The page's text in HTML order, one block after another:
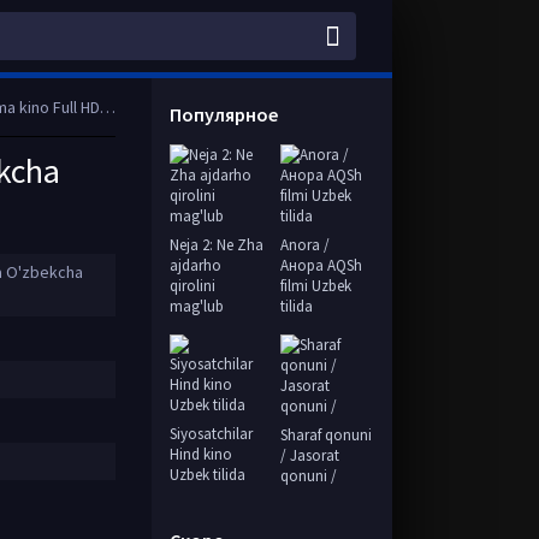
tas-ix skachat
O'zbekcha
Популярное
Neja 2: Ne Zha
ajdarho
qirolini
mag'lub
Anora /
Анора AQSh
filmi Uzbek
tilida
Siyosatchilar
Hind kino
Uzbek tilida
Sharaf qonuni
/ Jasorat
qonuni /